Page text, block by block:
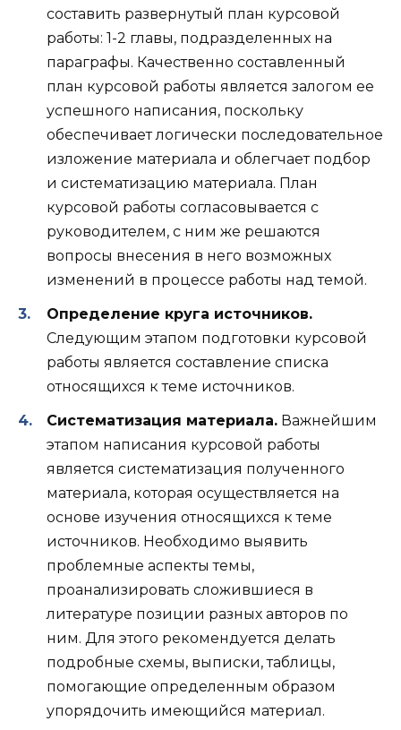
составить развернутый план курсовой
работы: 1-2 главы, подразделенных на
параграфы. Качественно составленный
план курсовой работы является залогом ее
успешного написания, поскольку
обеспечивает логически последовательное
изложение материала и облегчает подбор
и систематизацию материала. План
курсовой работы согласовывается с
руководителем, с ним же решаются
вопросы внесения в него возможных
изменений в процессе работы над темой.
Определение круга источников.
Следующим этапом подготовки курсовой
работы является составление списка
относящихся к теме источников.
Систематизация материала. Важнейшим
этапом написания курсовой работы
является систематизация полученного
материала, которая осуществляется на
основе изучения относящихся к теме
источников. Необходимо выявить
проблемные аспекты темы,
проанализировать сложившиеся в
литературе позиции разных авторов по
ним. Для этого рекомендуется делать
подробные схемы, выписки, таблицы,
помогающие определенным образом
упорядочить имеющийся материал.